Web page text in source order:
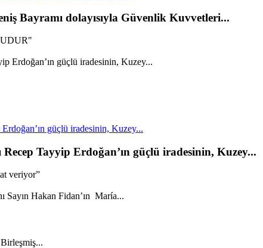
Bayramı dolayısıyla Güvenlik Kuvvetleri...
güçlü iradesinin, Kuzey...
Tayyip Erdoğan’ın güçlü iradesinin, Kuzey...
veriyor”